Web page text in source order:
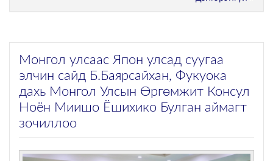
Монгол улсаас Япон улсад суугаа
элчин сайд Б.Баярсайхан, Фукуока
дахь Монгол Улсын Өргөмжит Консул
Ноён Миишо Ёшихико Булган аймагт
зочиллоо